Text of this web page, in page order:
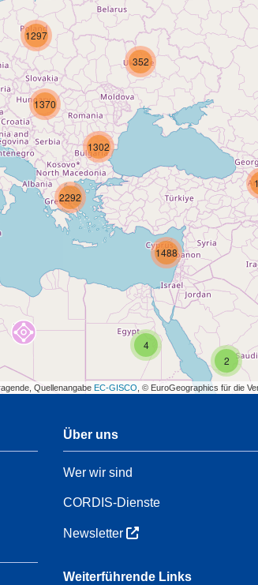
2
4
1302
1488
2292
1297
1370
352
Quellenangabe EC-GISCO , © EuroGeographics für die
Über uns
Wer wir sind
CORDIS-Dienste
Newsletter
Weiterführende Links